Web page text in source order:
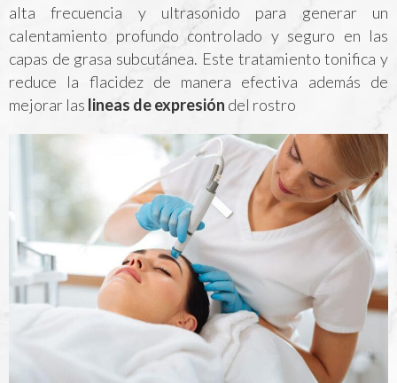
alta frecuencia y ultrasonido para generar un
calentamiento profundo controlado y seguro en las
capas de grasa subcutánea. Este tratamiento tonifica y
reduce la flacidez de manera efectiva además de
mejorar las lineas de expresión del rostro